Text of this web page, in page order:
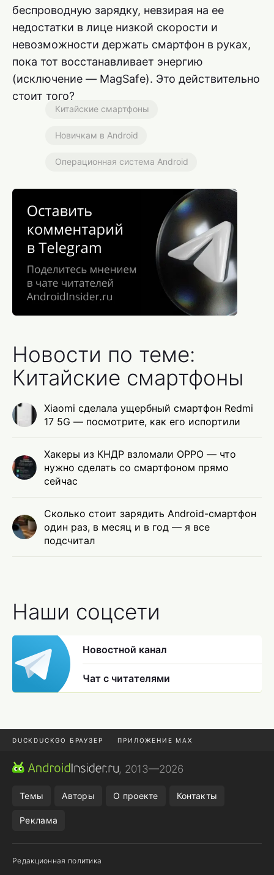
беспроводную зарядку, невзирая на ее
недостатки в лице низкой скорости и
невозможности держать смартфон в руках,
пока тот восстанавливает энергию
(исключение — MagSafe). Это действительно
стоит того?
Китайские смартфоны
Новичкам в Android
Операционная система Android
Новости по теме:
Китайские смартфоны
Xiaomi сделала ущербный смартфон Redmi
17 5G — посмотрите, как его испортили
Хакеры из КНДР взломали OPPO — что
нужно сделать со смартфоном прямо
сейчас
Сколько стоит зарядить Android-смартфон
один раз, в месяц и в год — я все
подсчитал
Наши соцсети
Новостной канал
Чат с читателями
DUCKDUCKGO БРАУЗЕР ПРИЛОЖЕНИЕ MAX
ПРИЛОЖЕНИЯ ANDROID
, 2013—2026
Темы Авторы О проекте Контакты
Реклама
Редакционная политика